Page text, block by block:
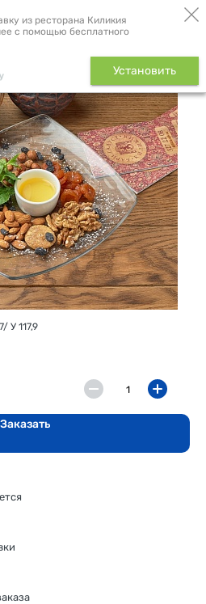
из ресторана Киликия
с помощью бесплатного
Установить
и орехи, 220 г
У 117,9
Заказать
Доставка